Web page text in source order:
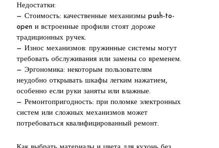
Недостатки:
— Стоимость: качественные механизмы push-to-
open и встроенные профили стоят дороже
традиционных ручек.
— Износ механизмов: пружинные системы могут
требовать обслуживания или замены со временем.
— Эргономика: некоторым пользователям
неудобно открывать шкафы легким нажатием,
особенно если руки заняты или влажные.
— Ремонтопригодность: при поломке электронных
систем или сложных механизмов может
потребоваться квалифицированный ремонт.